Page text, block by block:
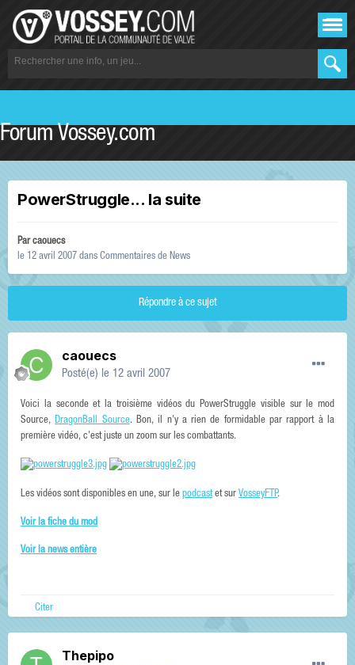
Forum Vossey.com
PowerStruggle... la suite
Parcaouecs
le 12 avril 2007 dans Commentaires de News
Répondre à ce sujet
caouecs
Posté(e) le 12 avril 2007
Voici la seconde et la troisième vidéos du PowerStruggle visible sur le mod
Source,DragonBall Source. Bon, il n'y a rien de formidable par rapport à la
première vidéo, c'est juste un zoom sur les combattants.
Les vidéos sont disponibles en une, sur le podcastet sur VosseyFTP.
Voir la fiche du mod
Voir la news entière
Citer
Thepipo